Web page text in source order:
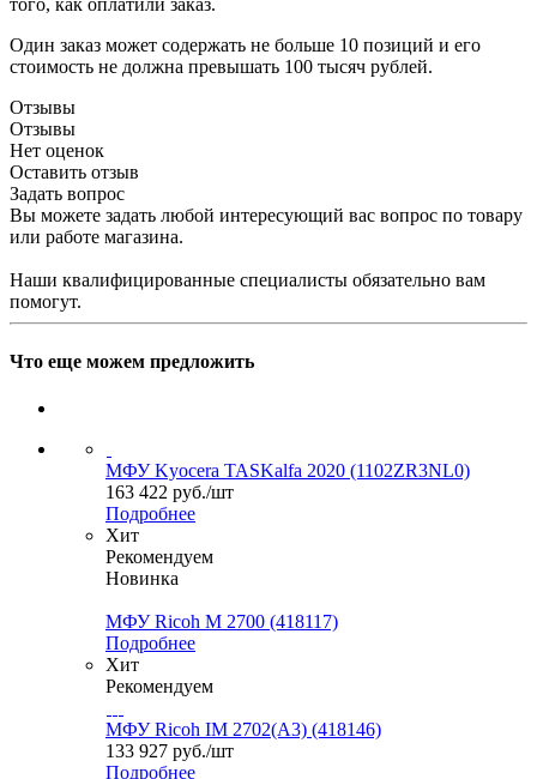
того, как оплатили заказ.
Один заказ может содержать не больше 10 позиций и его
стоимость не должна превышать 100 тысяч рублей.
Отзывы
Отзывы
Нет оценок
Оставить отзыв
Задать вопрос
Вы можете задать любой интересующий вас вопрос по товару
или работе магазина.
Наши квалифицированные специалисты обязательно вам
помогут.
Что еще можем предложить
МФУ Kyocera TASKalfa 2020 (1102ZR3NL0)
163 422 руб./шт
Подробнее
Хит
Рекомендуем
Новинка
МФУ Ricoh M 2700 (418117)
Подробнее
Хит
Рекомендуем
МФУ Ricoh IM 2702(А3) (418146)
133 927 руб./шт
Подробнее